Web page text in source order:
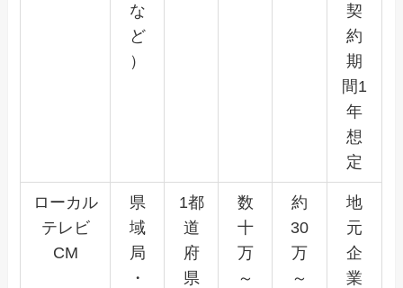
な
ど
）
契
約
期
間1
年
想
定
ローカル
テレビ
CM
県
域
局
・
1都
道
府
県
数
十
万
～
約
30
万
～
地
元
企
業